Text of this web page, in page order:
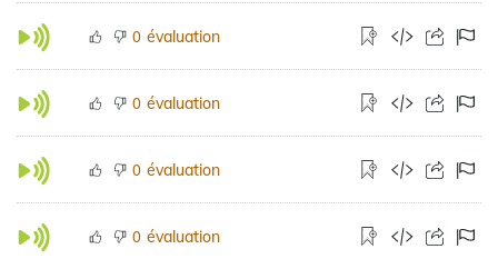
0 évaluation
0 évaluation
0 évaluation
0 évaluation